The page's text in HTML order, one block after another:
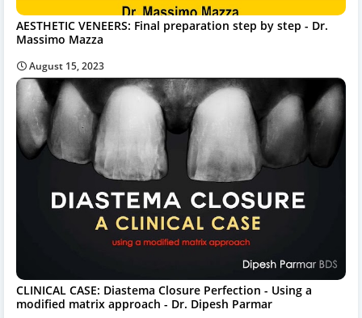
AESTHETIC VENEERS: Final preparation step by step - Dr.
Massimo Mazza
August 15, 2023
CLINICAL CASE: Diastema Closure Perfection - Using a
modified matrix approach - Dr. Dipesh Parmar